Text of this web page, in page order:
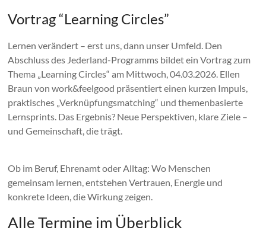
Vortrag “Learning Circles”
Lernen verändert – erst uns, dann unser Umfeld. Den
Abschluss des Jederland-Programms bildet ein Vortrag zum
Thema „Learning Circles“ am Mittwoch, 04.03.2026. Ellen
Braun von work&feelgood präsentiert einen kurzen Impuls,
praktisches „Verknüpfungsmatching“ und themenbasierte
Lernsprints. Das Ergebnis? Neue Perspektiven, klare Ziele –
und Gemeinschaft, die trägt.
Ob im Beruf, Ehrenamt oder Alltag: Wo Menschen
gemeinsam lernen, entstehen Vertrauen, Energie und
konkrete Ideen, die Wirkung zeigen.
Alle Termine im Überblick